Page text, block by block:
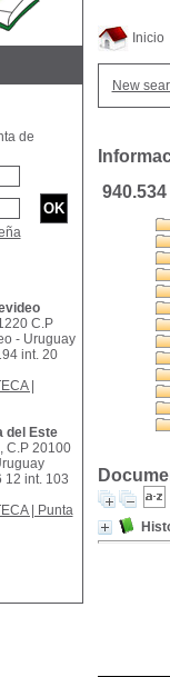
Inicio
New
de
C.P
- Uruguay
int. 20
|
del Este
C.P 20100
12 int. 103
| Punta